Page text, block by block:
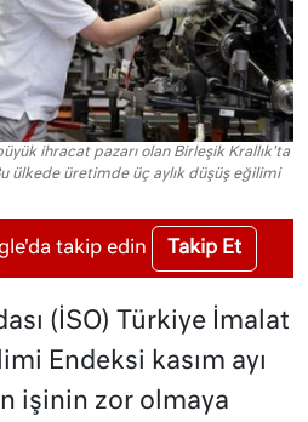
ihracat pazarı olan Birleşik Krallık'ta
ülkede üretimde üç aylık düşüş eğilimi
takip edin Takip Et
(İSO) Türkiye İmalat
Endeksi kasım ayı
işinin zor olmaya